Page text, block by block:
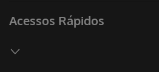
Acessos Rápidos